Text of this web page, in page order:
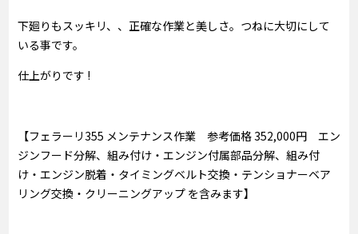
下廻りもスッキリ、、正確な作業と美しさ。つねに大切にして
いる事です。
仕上がりです !
【フェラーリ355 メンテナンス作業 参考価格 352,000円 エン
ジンフード分解、組み付け・エンジン付属部品分解、組み付
け・エンジン脱着・タイミングベルト交換・テンショナーベア
リング交換・クリーニングアップ を含みます】